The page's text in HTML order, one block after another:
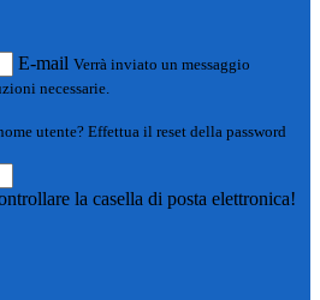
E-mail Verrà inviato un messaggio
necessarie.
utente? Effettua il reset della password
la casella di posta elettronica!